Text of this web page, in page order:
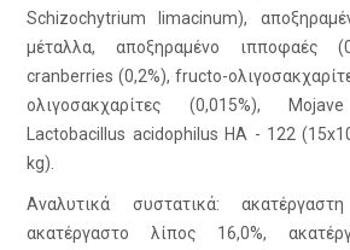
Schizochytrium limacinum),
μέταλλα, αποξηραμένο ιπποφαές
cranberries (0,2%), fructo-
ολιγοσακχαρίτες (0,015%),
Lactobacillus acidophilus HA - 122
kg).
Αναλυτικά συστατικά:
ακατέργαστο λίπος 16,0%,